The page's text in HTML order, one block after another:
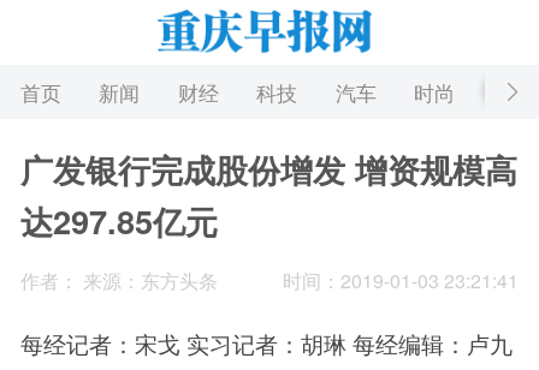
首页 新闻 财经 科技 汽车 时尚 游戏
广发银行完成股份增发 增资规模高
达297.85亿元
时间：2019-01-03 23:21:41
作者： 来源：东方头条
每经记者：宋戈 实习记者：胡琳 每经编辑：卢九